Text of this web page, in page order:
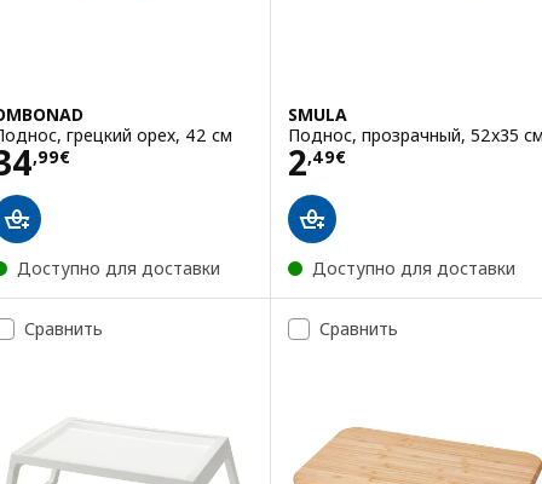
грецкий орех, 42 см
,99€34,99€
Доступно для доставки
SMULA
Поднос, прозрачный, 52x35
2,49€
Цена 2,49€
Доступно для доставки
Сравнить Сравнить